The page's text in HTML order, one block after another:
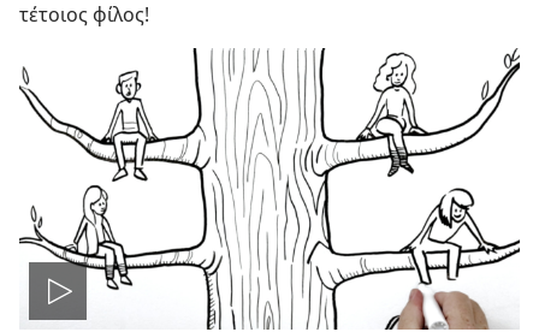
τέτοιος φίλος!
Αναπαραγωγή